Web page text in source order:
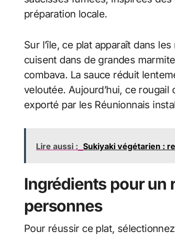
préparation locale.
Sur l’île, ce plat apparaît dans
cuisent dans de grandes
combava. La sauce réduit
veloutée. Aujourd’hui, ce
exporté par les Réunionnais
Lire aussi : Sukiyaki végétarien :
Ingrédients pour un
personnes
Pour réussir ce plat,